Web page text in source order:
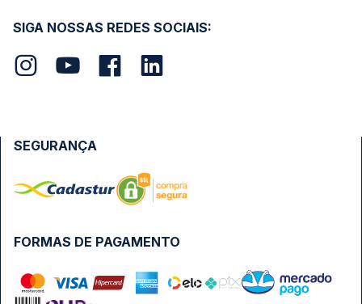
SIGA NOSSAS REDES SOCIAIS:
FORMAS DE PAGAMENTO
SEGURANÇA